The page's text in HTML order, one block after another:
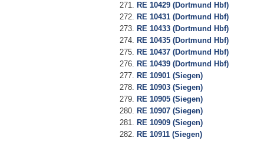
RE 10429 (Dortmund Hbf)
RE 10431 (Dortmund Hbf)
RE 10433 (Dortmund Hbf)
RE 10435 (Dortmund Hbf)
RE 10437 (Dortmund Hbf)
RE 10439 (Dortmund Hbf)
RE 10901 (Siegen)
RE 10903 (Siegen)
RE 10905 (Siegen)
RE 10907 (Siegen)
RE 10909 (Siegen)
RE 10911 (Siegen)